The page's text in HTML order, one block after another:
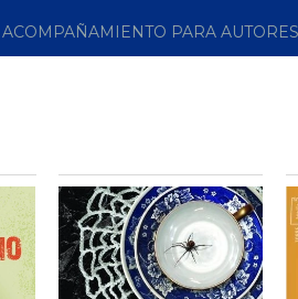
ACOMPAÑAMIENTO PARA AUTORES